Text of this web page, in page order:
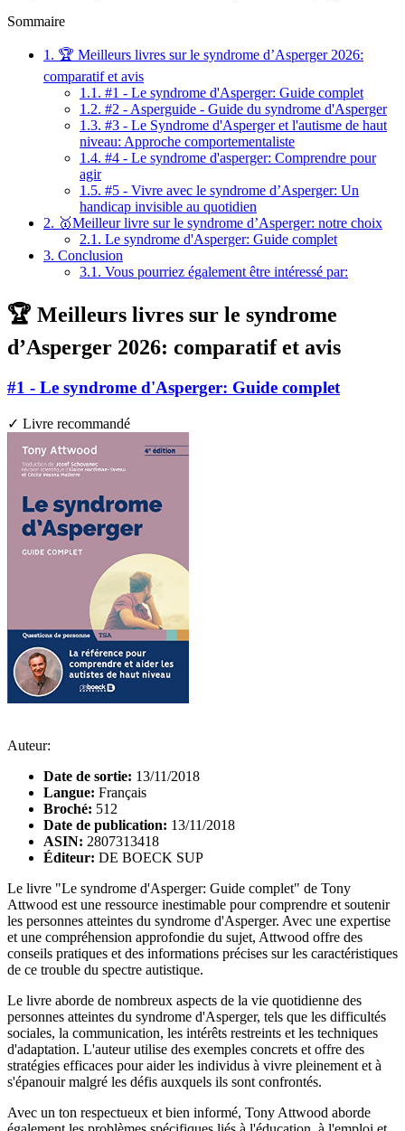
Sommaire
1. 🏆 Meilleurs livres sur le syndrome d’Asperger 2026:
comparatif et avis
1.1. #1 - Le syndrome d'Asperger: Guide complet
1.2. #2 - Asperguide - Guide du syndrome d'Asperger
1.3. #3 - Le Syndrome d'Asperger et l'autisme de haut
niveau: Approche comportementaliste
1.4. #4 - Le syndrome d'asperger: Comprendre pour
agir
1.5. #5 - Vivre avec le syndrome d’Asperger: Un
handicap invisible au quotidien
2. 🥇Meilleur livre sur le syndrome d’Asperger: notre choix
2.1. Le syndrome d'Asperger: Guide complet
3. Conclusion
3.1. Vous pourriez également être intéressé par:
🏆 Meilleurs livres sur le syndrome
d’Asperger 2026: comparatif et avis
#1 - Le syndrome d'Asperger: Guide complet
✓ Livre recommandé
Auteur:
Date de sortie: 13/11/2018
Langue: Français
Broché: 512
Date de publication: 13/11/2018
ASIN: 2807313418
Éditeur: DE BOECK SUP
Le livre "Le syndrome d'Asperger: Guide complet" de Tony
Attwood est une ressource inestimable pour comprendre et soutenir
les personnes atteintes du syndrome d'Asperger. Avec une expertise
et une compréhension approfondie du sujet, Attwood offre des
conseils pratiques et des informations précises sur les caractéristiques
de ce trouble du spectre autistique.
Le livre aborde de nombreux aspects de la vie quotidienne des
personnes atteintes du syndrome d'Asperger, tels que les difficultés
sociales, la communication, les intérêts restreints et les techniques
d'adaptation. L'auteur utilise des exemples concrets et offre des
stratégies efficaces pour aider les individus à vivre pleinement et à
s'épanouir malgré les défis auxquels ils sont confrontés.
Avec un ton respectueux et bien informé, Tony Attwood aborde